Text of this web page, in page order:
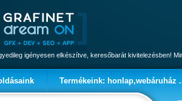
igényesen elkészítve, keresőbarát kivitelezésben!
Termékeink: honlap,webáruház